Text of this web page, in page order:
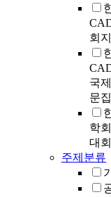
회지
국
문집
학
대
주제분류